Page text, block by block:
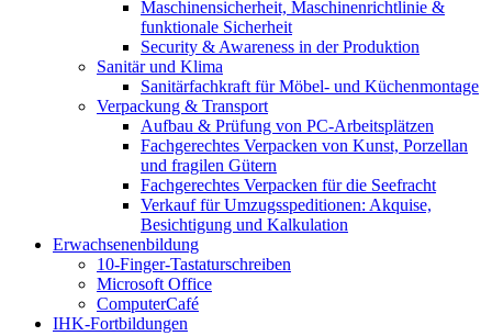
Maschinensicherheit, Maschinenrichtlinie &
funktionale Sicherheit
Security & Awareness in der Produktion
Sanitär und Klima
Sanitärfachkraft für Möbel- und Küchenmontage
Verpackung & Transport
Aufbau & Prüfung von PC-Arbeitsplätzen
Fachgerechtes Verpacken von Kunst, Porzellan
und fragilen Gütern
Fachgerechtes Verpacken für die Seefracht
Verkauf für Umzugsspeditionen: Akquise,
Besichtigung und Kalkulation
Erwachsenenbildung
10-Finger-Tastaturschreiben
Microsoft Office
ComputerCafé
IHK-Fortbildungen